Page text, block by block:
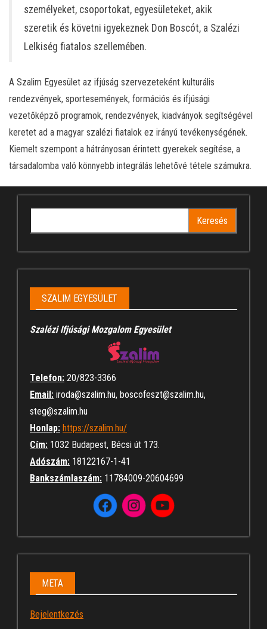
személyeket, csoportokat, egyesületeket, akik
szeretik és követni igyekeznek Don Boscót, a Szalézi
Lelkiség fiatalos szellemében.
A Szalim Egyesület az ifjúság szervezeteként kulturális
rendezvények, sportesemények, formációs és ifjúsági
vezetőképző programok, rendezvények, kiadványok segítségével
keretet ad a magyar szalézi fiatalok ez irányú tevékenységének.
Kiemelt szempont a hátrányosan érintett gyerekek segítése, a
társadalomba való könnyebb integrálás lehetővé tétele számukra.
SZALIM EGYESÜLET
Szalézi Ifjúsági Mozgalom Egyesület
Telefon: 20/823-3366
Email: iroda@szalim.hu, boscofeszt@szalim.hu,
steg@szalim.hu
Honlap: https://szalim.hu/
Cím: 1032 Budapest, Bécsi út 173.
Adószám: 18122167-1-41
Bankszámlaszám: 11784009-20604699
META
Bejelentkezés